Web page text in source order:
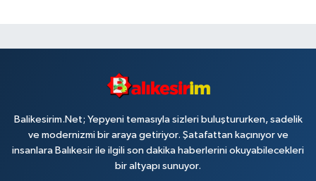
Balikesirim.Net; Yepyeni temasıyla sizleri buluştururken, sadelik
ve modernizmi bir araya getiriyor. Şatafattan kaçınıyor ve
insanlara Balıkesir ile ilgili son dakika haberlerini okuyabilecekleri
bir altyapı sunuyor.